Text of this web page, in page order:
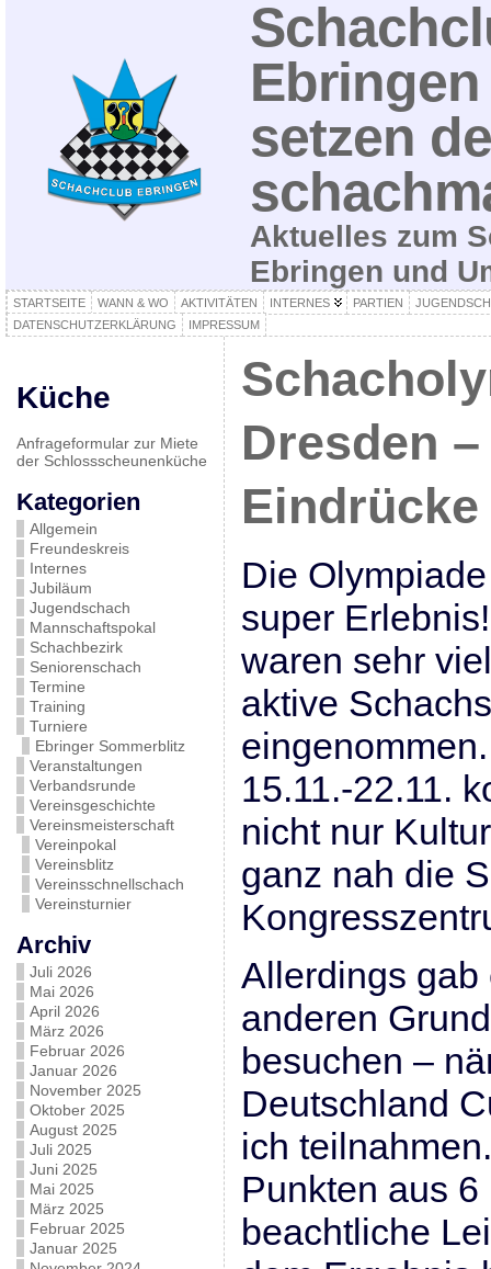
setzen
Aktuelles zum
Ebringen und
STARTSEITE WANN & WO AKTIVITÄTEN INTERNES PARTIEN
DATENSCHUTZERKLÄRUNG
IMPRESSUM
Küche
Anfrageformular zur Miete
der Schlossscheunenküche
Kategorien
Allgemein
Freundeskreis
Internes
Jubiläum
Jugendschach
Mannschaftspokal
Schachbezirk
Seniorenschach
Termine
Training
Turniere
Ebringer Sommerblitz
Veranstaltungen
Verbandsrunde
Vereinsgeschichte
Vereinsmeisterschaft
Vereinpokal
Vereinsblitz
Vereinsschnellschach
Vereinsturnier
Archiv
Juli 2026
Mai 2026
April 2026
März 2026
Februar 2026
Januar 2026
November 2025
Oktober 2025
August 2025
Juli 2025
Juni 2025
Mai 2025
März 2025
Februar 2025
Januar 2025
Dresden
Eindrücke
Die
super
waren sehr
aktive
15.11.-22.11.
nicht nur
ganz nah die
Allerdings gab
anderen
besuchen –
Deutschland
ich
Punkten aus
beachtliche